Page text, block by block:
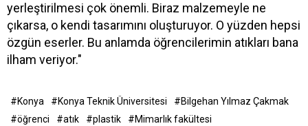
yerleştirilmesi çok önemli. Biraz malzemeyle ne
çıkarsa, o kendi tasarımını oluşturuyor. O yüzden hepsi
özgün eserler. Bu anlamda öğrencilerimin atıkları bana
ilham veriyor."
#Konya #Konya Teknik Üniversitesi
#Bilgehan Yılmaz Çakmak
#öğrenci
#atık #plastik #Mimarlık fakültesi